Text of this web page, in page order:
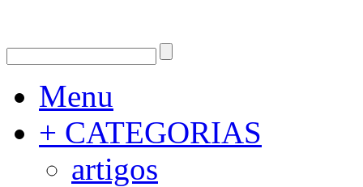
Menu
+ CATEGORIAS
artigos